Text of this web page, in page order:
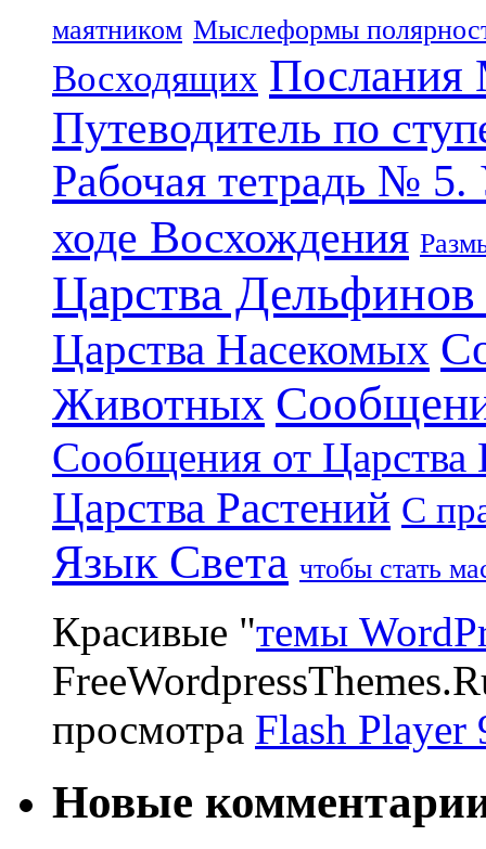
маятником Мыслеформы
Восходящих Послания
Путеводитель по
Рабочая тетрадь №
ходе Восхождения
Царства
Царства Насекомых
Животных
Сообщения от Царства
Царства Растений С
Язык Света чтобы стать
Красивые "темы
просмотра Flash Player
Новые